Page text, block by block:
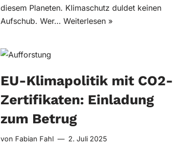
diesem Planeten. Klimaschutz duldet keinen
Aufschub. Wer… Weiterlesen »
EU-Klimapolitik mit CO2-
Zertifikaten: Einladung
zum Betrug
von Fabian Fahl 2. Juli 2025